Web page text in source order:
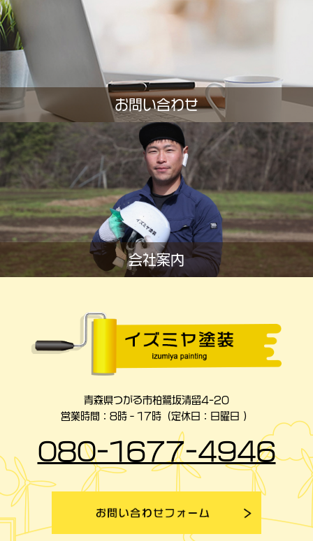
お問い合わせ
会社案内
青森県つがる市柏鷺坂清留4-20
営業時間：8時‐17時（定休日：日曜日 ）
080-1677-4946